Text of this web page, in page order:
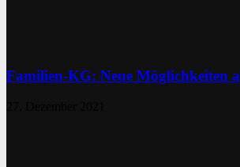
Familien-KG: Neue Möglichkeiten